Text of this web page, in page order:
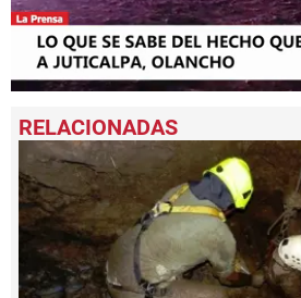
seconds
of
minutes,
10
seconds